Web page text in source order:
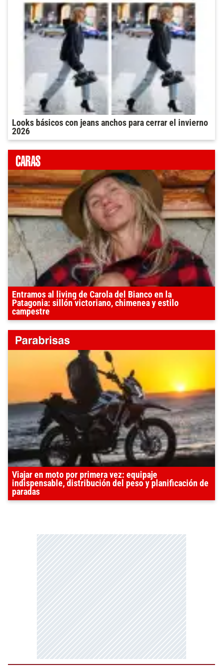
Looks básicos con jeans anchos para cerrar el invierno
2026
Entramos al living de Carola del Bianco en la
Patagonia: sillón victoriano, chimenea y estilo
campestre
Viajar en moto por primera vez: equipaje
indispensable, distribución del peso y planificación de
paradas